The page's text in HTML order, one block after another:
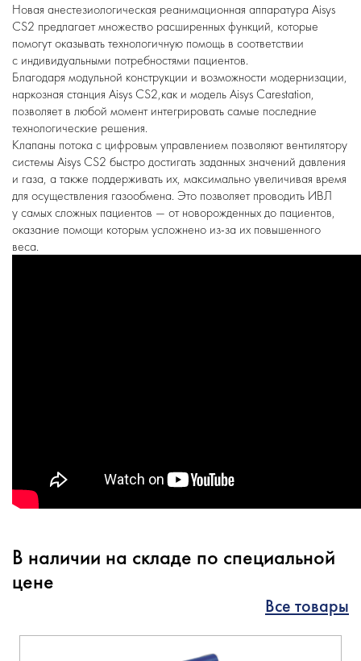
Новая анестезиологическая реанимационная аппаратура Aisуs
CS2 предлагает множество расширенных функций, которые
помогут оказывать технологичную помощь в соответствии
с индивидуальными потребностями пациентов.
Благодаря модульной конструкции и возможности модернизации,
наркозная станция Aisуs CS2,как и модель Aisуs Carestation,
позволяет в любой момент интегрировать самые последние
технологические решения.
Клапаны потока с цифровым управлением позволяют вентилятору
системы Aisуs CS2 быстро достигать заданных значений давления
и газа, а также поддерживать их, максимально увеличивая время
для осуществления газообмена. Это позволяет проводить ИВЛ
у самых сложных пациентов — от новорожденных до пациентов,
оказание помощи которым усложнено из-за их повышенного
веса.
В наличии на складе по специальной
цене
Все товары